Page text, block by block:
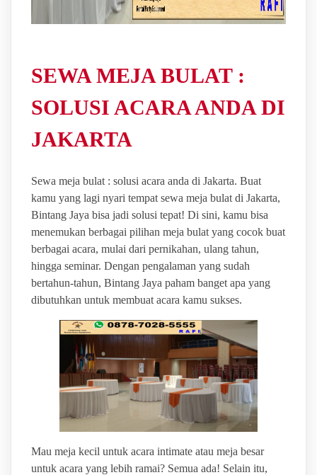
SEWA MEJA BULAT :
SOLUSI ACARA ANDA DI
JAKARTA
Sewa meja bulat : solusi acara anda di Jakarta. Buat
kamu yang lagi nyari tempat sewa meja bulat di Jakarta,
Bintang Jaya bisa jadi solusi tepat! Di sini, kamu bisa
menemukan berbagai pilihan meja bulat yang cocok buat
berbagai acara, mulai dari pernikahan, ulang tahun,
hingga seminar. Dengan pengalaman yang sudah
bertahun-tahun, Bintang Jaya paham banget apa yang
dibutuhkan untuk membuat acara kamu sukses.
Mau meja kecil untuk acara intimate atau meja besar
untuk acara yang lebih ramai? Semua ada! Selain itu,